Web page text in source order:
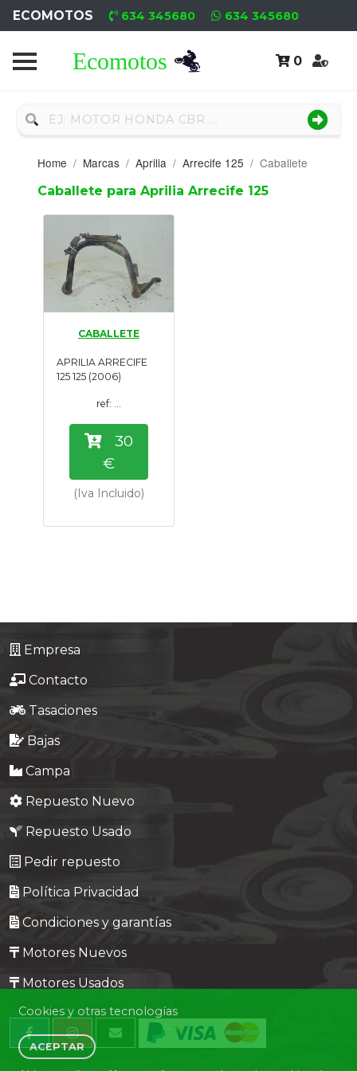
ECOMOTOS 634 345680 634 345680
0
Home
Nuevo
Neumáticos
Campa
Motores
Nuevos
Motores
Usados
Tasaciones
Formulario
Empresa
Contacto
Home Marcas Aprilia Arrecife 125 Caballete
Caballete para Aprilia Arrecife 125
CABALLETE
APRILIA ARRECIFE
125 125 (2006)
ref: ...
30
€
(Iva Incluido)
Empresa
Contacto
Tasaciones
Bajas
Campa
Repuesto Nuevo
Repuesto Usado
Pedir repuesto
Política Privacidad
Condiciones y garantías
Motores Nuevos
Motores Usados
Cookies y otras tecnologías
ACEPTAR